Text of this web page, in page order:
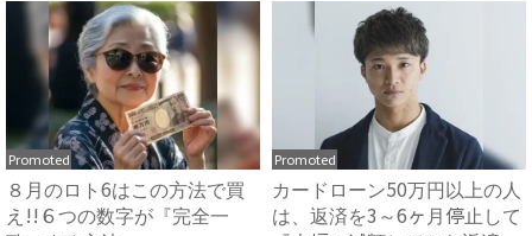
Promoted
８月のロト6はこの方法で買
え!!６つの数字が『完全一
Promoted
カードローン50万円以上の人
は、返済を3～6ヶ月停止して